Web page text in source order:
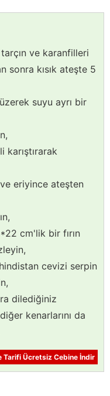
ve karanfilleri
sonra kısık ateşte 5
suyu ayrı bir
ve eriyince ateşten
cm'lik bir fırın
cevizi serpin
dilediğiniz
kenarlarını da
Tarifi Ücretsiz Cebine İndir